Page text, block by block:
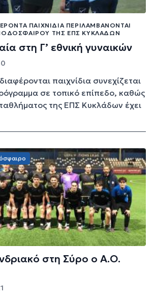
ΠΑΙΧΝΊΔΙΑ ΠΕΡΙΛΑΜΒΆΝΟΝΤΑΙ
ΤΗΣ ΕΠΣ ΚΥΚΛΆΔΩΝ
στη Γ’ εθνική γυναικών
παιχνίδια συνεχίζεται
σε τοπικό επίπεδο, καθώς
της ΕΠΣ Κυκλάδων έχει
στη Σύρο ο Α.Ο.